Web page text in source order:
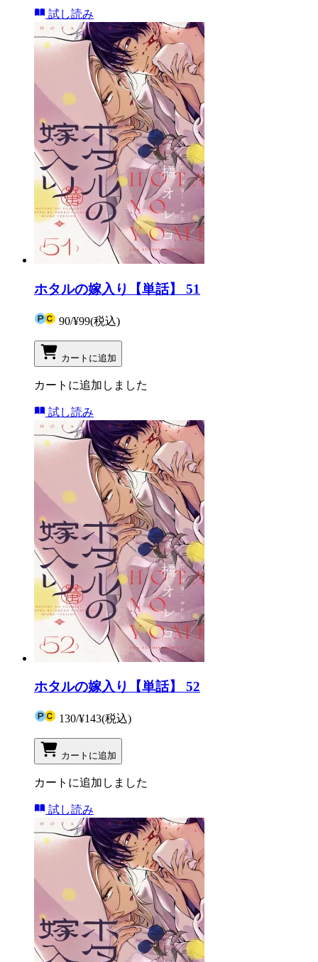
試し読み
ホタルの嫁入り【単話】 51
90/¥99(税込)
カートに追加
カートに追加しました
試し読み
ホタルの嫁入り【単話】 52
130/¥143(税込)
カートに追加
カートに追加しました
試し読み